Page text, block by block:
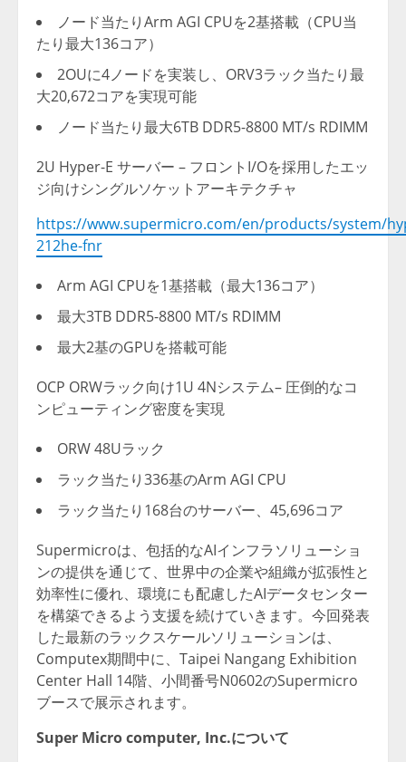
ノード当たりArm AGI CPUを2基搭載（CPU当
たり最大136コア）
2OUに4ノードを実装し、ORV3ラック当たり最
大20,672コアを実現可能
ノード当たり最大6TB DDR5-8800 MT/s RDIMM
2U Hyper-E サーバー – フロントI/Oを採用したエッ
ジ向けシングルソケットアーキテクチャ
https://www.supermicro.com/en/products/system/
212he-fnr
Arm AGI CPUを1基搭載（最大136コア）
最大3TB DDR5-8800 MT/s RDIMM
最大2基のGPUを搭載可能
OCP ORWラック向け1U 4Nシステム– 圧倒的なコ
ンピューティング密度を実現
ORW 48Uラック
ラック当たり336基のArm AGI CPU
ラック当たり168台のサーバー、45,696コア
Supermicroは、包括的なAIインフラソリューショ
ンの提供を通じて、世界中の企業や組織が拡張性と
効率性に優れ、環境にも配慮したAIデータセンター
を構築できるよう支援を続けていきます。今回発表
した最新のラックスケールソリューションは、
Computex期間中に、Taipei Nangang Exhibition
Center Hall 14階、小間番号N0602のSupermicro
ブースで展示されます。
Super Micro computer, Inc.について